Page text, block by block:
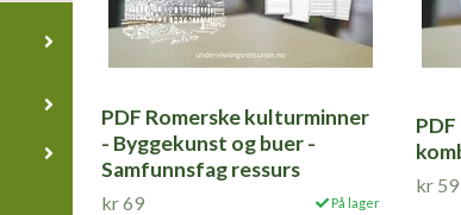
PDF Romerske kulturminner
- Byggekunst og buer -
Samfunnsfag ressurs
kr 69 På lager
kr 59